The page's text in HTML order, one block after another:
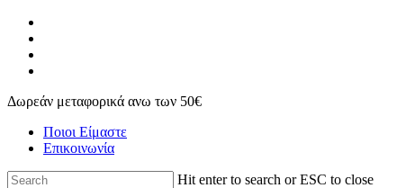
Skip
main
content
Δωρεάν μεταφορικά ανω των 50€
Ποιοι Είμαστε
Επικοινωνία
Hit enter to search or ESC to close